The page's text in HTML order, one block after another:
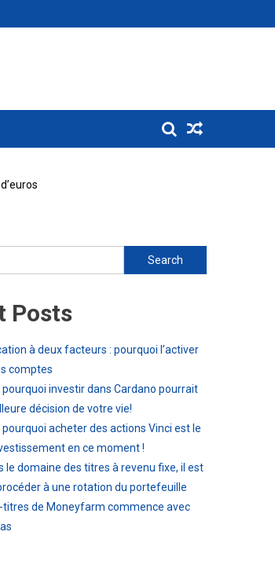
Search
Posts
à deux facteurs : pourquoi l’activer
comptes
pourquoi investir dans Cardano pourrait
décision de votre vie!
pourquoi acheter des actions Vinci est le
en ce moment !
le domaine des titres à revenu fixe, il est
à une rotation du portefeuille
titres de Moneyfarm commence avec